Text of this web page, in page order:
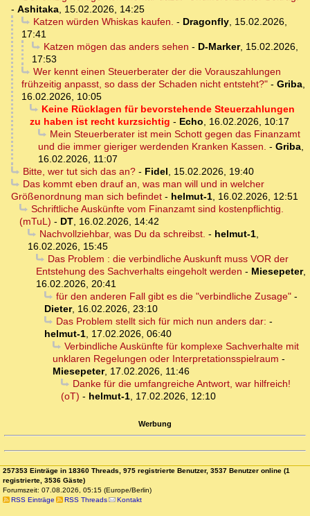
- Ashitaka, 15.02.2026, 14:25
Katzen würden Whiskas kaufen. - Dragonfly, 15.02.2026,
17:41
Katzen mögen das anders sehen - D-Marker, 15.02.2026,
17:53
Wer kennt einen Steuerberater der die Vorauszahlungen
frühzeitig anpasst, so dass der Schaden nicht entsteht?" - Griba,
16.02.2026, 10:05
Keine Rücklagen für bevorstehende Steuerzahlungen
zu haben ist recht kurzsichtig - Echo, 16.02.2026, 10:17
Mein Steuerberater ist mein Schott gegen das Finanzamt
und die immer gieriger werdenden Kranken Kassen. - Griba,
16.02.2026, 11:07
Bitte, wer tut sich das an?- Fidel, 15.02.2026, 19:40
Das kommt eben drauf an, was man will und in welcher
Größenordnung man sich befindet - helmut-1, 16.02.2026, 12:51
Schriftliche Auskünfte vom Finanzamt sind kostenpflichtig.
(mTuL) - DT, 16.02.2026, 14:42
Nachvollziehbar, was Du da schreibst. - helmut-1,
16.02.2026, 15:45
Das Problem : die verbindliche Auskunft muss VOR der
Entstehung des Sachverhalts eingeholt werden - Miesepeter,
16.02.2026, 20:41
für den anderen Fall gibt es die "verbindliche Zusage"-
Dieter, 16.02.2026, 23:10
Das Problem stellt sich für mich nun anders dar: -
helmut-1, 17.02.2026, 06:40
Verbindliche Auskünfte für komplexe Sachverhalte mit
unklaren Regelungen oder Interpretationsspielraum -
Miesepeter, 17.02.2026, 11:46
Danke für die umfangreiche Antwort, war hilfreich!
(oT) - helmut-1, 17.02.2026, 12:10
Werbung
257353 Einträge in 18360 Threads, 975 registrierte Benutzer, 3537 Benutzer online (1
registrierte, 3536 Gäste)
Forumszeit: 07.08.2026, 05:15 (Europe/Berlin)
RSS Einträge
RSS Threads Kontakt